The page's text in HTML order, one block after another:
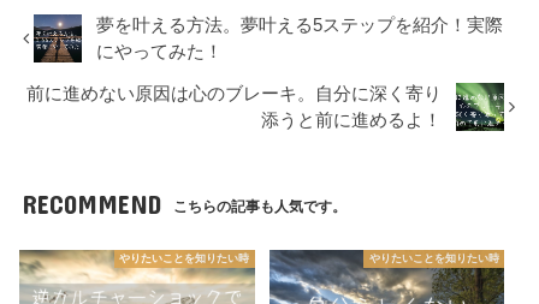
夢を叶える方法。夢叶える5ステップを紹介！実際
にやってみた！
前に進めない原因は心のブレーキ。自分に深く寄り
添うと前に進めるよ！
RECOMMEND こちらの記事も人気です。
やりたいことを知りたい時 やりたいことを知りたい時